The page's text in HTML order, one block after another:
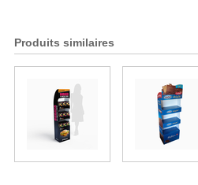
Produits similaires